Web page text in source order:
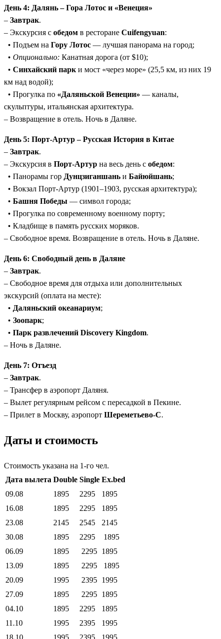
День 4: Далянь – Гора Лотос и «Венеция»
– Завтрак.
– Экскурсия с обедом в ресторане Cuifengyuan:
• Подъем на Гору Лотос — лучшая панорама на город;
• Опционально: Канатная дорога (от $10);
• Синхайский парк и мост «через море» (25,5 км, из них 19
км над водой);
• Прогулка по «Даляньской Венеции» — каналы,
скульптуры, итальянская архитектура.
– Возвращение в отель. Ночь в Даляне.
День 5: Порт-Артур – Русская История в Китае
– Завтрак.
– Экскурсия в Порт-Артур на весь день с обедом:
• Панорамы гор Дунцзиганшань и Байюйшань;
• Вокзал Порт-Артур (1901–1903, русская архитектура);
• Башня Победы — символ города;
• Прогулка по современному военному порту;
• Кладбище в память русских моряков.
– Свободное время. Возвращение в отель. Ночь в Даляне.
День 6: Свободный день в Даляне
– Завтрак.
– Свободное время для отдыха или дополнительных
экскурсий (оплата на месте):
• Даляньский океанариум;
• Зоопарк;
• Парк развлечений Discovery Kingdom.
– Ночь в Даляне.
День 7: Отъезд
– Завтрак.
– Трансфер в аэропорт Даляня.
– Вылет регулярным рейсом с пересадкой в Пекине.
– Прилет в Москву, аэропорт Шереметьево-С.
Даты и стоимость
Стоимость указана на 1-го чел.
Дата вылета Double Single Ex.bed
09.08
1895 2295
1895
16.08
1895 2295
1895
23.08
2145 2545
2145
30.08
1895 2295
1895
06.09
1895 2295 1895
13.09
1895 2295
1895
20.09
1995 2395 1995
27.09
1895 2295 1895
04.10
1895 2295
1895
11.10
1995 2395
1995
18.10
1995 2395
1995